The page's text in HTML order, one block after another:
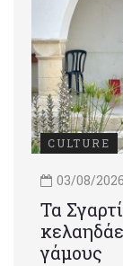
CULTURE
03/08/2026
Τα
γάμους